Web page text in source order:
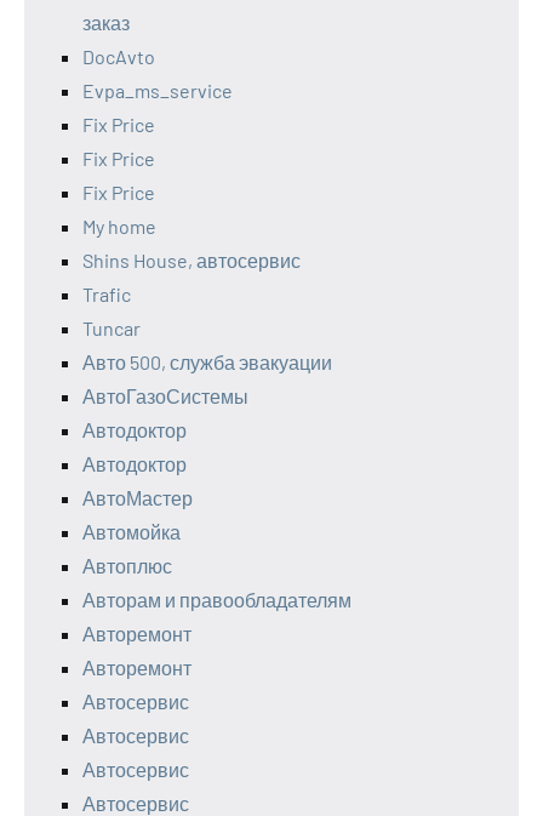
заказ
DocAvto
Evpa_ms_service
Fix Price
Fix Price
Fix Price
My home
Shins House, автосервис
Trafic
Tuncar
Авто 500, служба эвакуации
АвтоГазоСистемы
Автодоктор
Автодоктор
АвтоМастер
Автомойка
Автоплюс
Авторам и правообладателям
Авторемонт
Авторемонт
Автосервис
Автосервис
Автосервис
Автосервис